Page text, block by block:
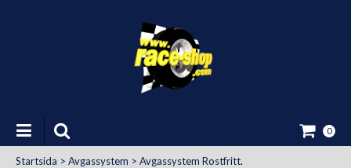
0
Startsida > Avgassystem > Avgassystem Rostfritt.